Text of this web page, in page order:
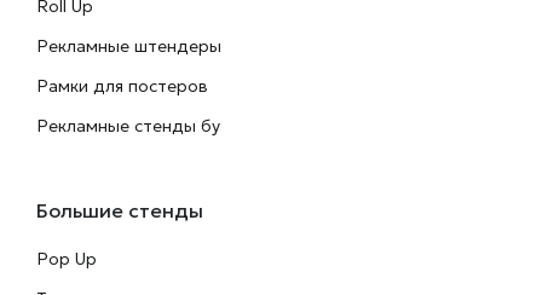
Roll Up
Рекламные штендеры
Рамки для постеров
Рекламные стенды бу
Большие стенды
Pop Up